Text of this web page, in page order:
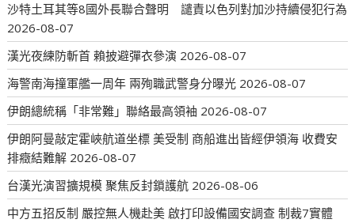
沙特土耳其等8國外長聯合聲明 譴責以色列對加沙持續侵犯行為
2026-08-07
漢光夜練防斬首 賴披避彈衣參演 2026-08-07
海警南海撞軍艦一周年 兩殉職武警身分曝光 2026-08-07
伊朗總統稱「非常難」聯絡最高領袖 2026-08-07
伊朗阿曼敲定霍峽航道坐標 美受制 商船進出皆經伊領海 收費安
排癥結難解 2026-08-07
台漢光演習擴規模 聚焦反封鎖護航 2026-08-06
中方五招反制 嚴控無人機赴美 啟打印設備國安調查 制裁7實體